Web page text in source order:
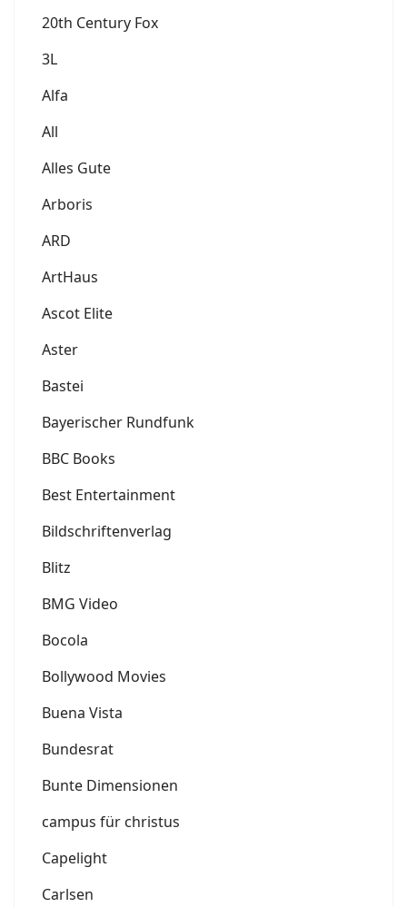
20th Century Fox
3L
Alfa
All
Alles Gute
Arboris
ARD
ArtHaus
Ascot Elite
Aster
Bastei
Bayerischer Rundfunk
BBC Books
Best Entertainment
Bildschriftenverlag
Blitz
BMG Video
Bocola
Bollywood Movies
Buena Vista
Bundesrat
Bunte Dimensionen
campus für christus
Capelight
Carlsen